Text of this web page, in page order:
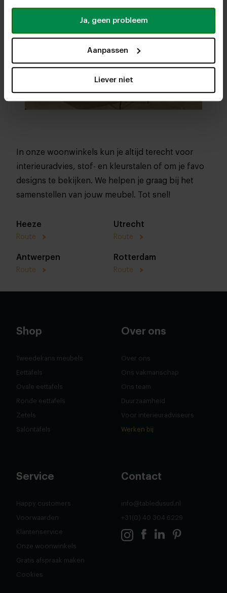
Ja, geen probleem
Aanpassen
Liever niet
In onze woonwinkels kun je altijd terecht voor
interieuradvies, stof- en kleurstalen of om je favo
designs te bekijken. We helpen je graag bij het
samenstellen van jouw meubel. Tot snel!
Heeze
Route
Utrecht
Route
Antwerpen
Route
Rotterdam
Route
Shop
Tweedekans meubels
Eettafels
Ovale eettafels
Ronde eettafels
Zetels
Salontafels
Over ons
Over ons
Ons vakmanschap
Ons team
Duurzaamheid
Voor interieuradviseurs
Werken bij
Service
Happy customers
Voorwaarden
Klantenservice
Onze woonwinkels
Gratis afspraak maken
Cookies
Contact
info@tabledusud.nl
+31(0) 40 304 6229